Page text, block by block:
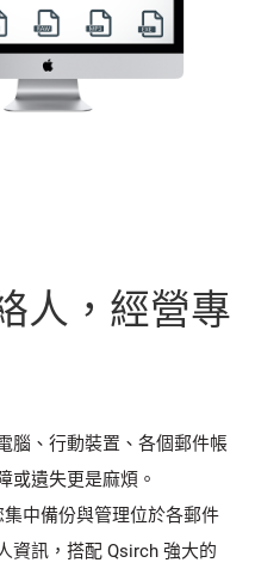
人，經營專
腦、行動裝置、各個郵件帳
或遺失更是麻煩。
中備份與管理位於各郵件
資訊，搭配 Qsirch 強大的